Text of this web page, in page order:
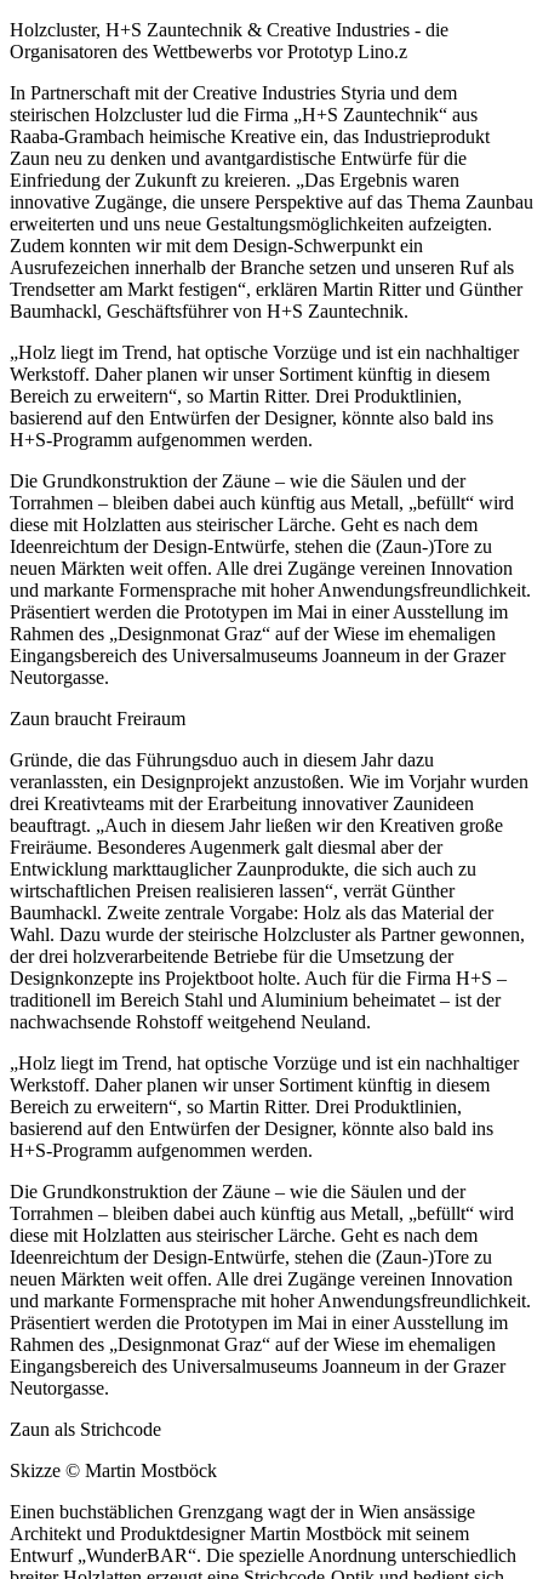
Holzcluster, H+S Zauntechnik & Creative Industries - die
Organisatoren des Wettbewerbs vor Prototyp Lino.z
In Partnerschaft mit der Creative Industries Styria und dem
steirischen Holzcluster lud die Firma „H+S Zauntechnik“ aus
Raaba-Grambach heimische Kreative ein, das Industrieprodukt
Zaun neu zu denken und avantgardistische Entwürfe für die
Einfriedung der Zukunft zu kreieren. „Das Ergebnis waren
innovative Zugänge, die unsere Perspektive auf das Thema Zaunbau
erweiterten und uns neue Gestaltungsmöglichkeiten aufzeigten.
Zudem konnten wir mit dem Design-Schwerpunkt ein
Ausrufezeichen innerhalb der Branche setzen und unseren Ruf als
Trendsetter am Markt festigen“, erklären Martin Ritter und Günther
Baumhackl, Geschäftsführer von H+S Zauntechnik.
„Holz liegt im Trend, hat optische Vorzüge und ist ein nachhaltiger
Werkstoff. Daher planen wir unser Sortiment künftig in diesem
Bereich zu erweitern“, so Martin Ritter. Drei Produktlinien,
basierend auf den Entwürfen der Designer, könnte also bald ins
H+S-Programm aufgenommen werden.
Die Grundkonstruktion der Zäune – wie die Säulen und der
Torrahmen – bleiben dabei auch künftig aus Metall, „befüllt“ wird
diese mit Holzlatten aus steirischer Lärche. Geht es nach dem
Ideenreichtum der Design-Entwürfe, stehen die (Zaun-)Tore zu
neuen Märkten weit offen. Alle drei Zugänge vereinen Innovation
und markante Formensprache mit hoher Anwendungsfreundlichkeit.
Präsentiert werden die Prototypen im Mai in einer Ausstellung im
Rahmen des „Designmonat Graz“ auf der Wiese im ehemaligen
Eingangsbereich des Universalmuseums Joanneum in der Grazer
Neutorgasse.
Zaun braucht Freiraum
Gründe, die das Führungsduo auch in diesem Jahr dazu
veranlassten, ein Designprojekt anzustoßen. Wie im Vorjahr wurden
drei Kreativteams mit der Erarbeitung innovativer Zaunideen
beauftragt. „Auch in diesem Jahr ließen wir den Kreativen große
Freiräume. Besonderes Augenmerk galt diesmal aber der
Entwicklung markttauglicher Zaunprodukte, die sich auch zu
wirtschaftlichen Preisen realisieren lassen“, verrät Günther
Baumhackl. Zweite zentrale Vorgabe: Holz als das Material der
Wahl. Dazu wurde der steirische Holzcluster als Partner gewonnen,
der drei holzverarbeitende Betriebe für die Umsetzung der
Designkonzepte ins Projektboot holte. Auch für die Firma H+S –
traditionell im Bereich Stahl und Aluminium beheimatet – ist der
nachwachsende Rohstoff weitgehend Neuland.
„Holz liegt im Trend, hat optische Vorzüge und ist ein nachhaltiger
Werkstoff. Daher planen wir unser Sortiment künftig in diesem
Bereich zu erweitern“, so Martin Ritter. Drei Produktlinien,
basierend auf den Entwürfen der Designer, könnte also bald ins
H+S-Programm aufgenommen werden.
Die Grundkonstruktion der Zäune – wie die Säulen und der
Torrahmen – bleiben dabei auch künftig aus Metall, „befüllt“ wird
diese mit Holzlatten aus steirischer Lärche. Geht es nach dem
Ideenreichtum der Design-Entwürfe, stehen die (Zaun-)Tore zu
neuen Märkten weit offen. Alle drei Zugänge vereinen Innovation
und markante Formensprache mit hoher Anwendungsfreundlichkeit.
Präsentiert werden die Prototypen im Mai in einer Ausstellung im
Rahmen des „Designmonat Graz“ auf der Wiese im ehemaligen
Eingangsbereich des Universalmuseums Joanneum in der Grazer
Neutorgasse.
Zaun als Strichcode
Skizze © Martin Mostböck
Einen buchstäblichen Grenzgang wagt der in Wien ansässige
Architekt und Produktdesigner Martin Mostböck mit seinem
Entwurf „WunderBAR“. Die spezielle Anordnung unterschiedlich